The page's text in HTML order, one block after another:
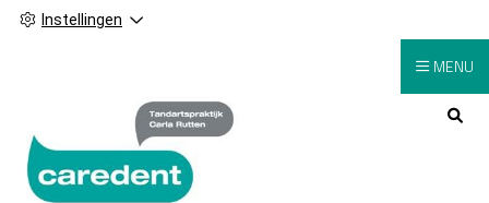
Instellingen
Hoofdmenu
MENU